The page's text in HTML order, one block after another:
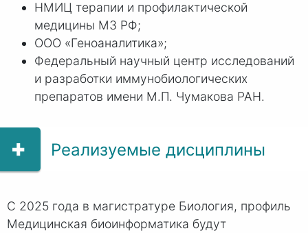
НМИЦ терапии и профилактической
медицины МЗ РФ;
ООО «Геноаналитика»;
Федеральный научный центр исследований
и разработки иммунобиологических
препаратов имени М.П. Чумакова РАН.
Реализуемые дисциплины
С 2025 года в магистратуре Биология, профиль
Медицинская биоинформатика будут